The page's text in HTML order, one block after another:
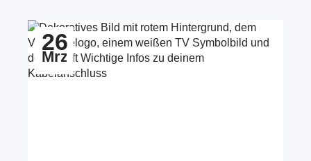
26
Mrz
Zum Beitrag Wichtige Infos zum Kabelanschluss